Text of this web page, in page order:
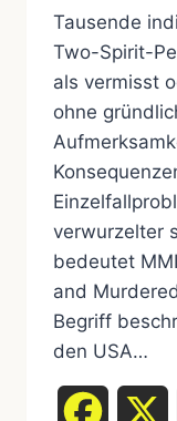
Tausende
Two-Spirit-
als vermisst
ohne
verwurzelter
bedeutet
and
Begriff
den USA…